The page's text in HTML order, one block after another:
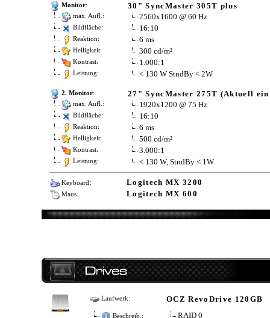
Monitor: 30" SyncMaster 305T plus
max. Aufl.: 2560x1600 @ 60 Hz
Bildfläche: 16:10
Reaktion: 6 ms
Helligkeit: 300 cd/m²
Kontrast: 1.000:1
Leistung: < 130 W StndBy < 2W
2. Monitor: 27" SyncMaster 275T (Aktuell
max. Aufl.: 1920x1200 @ 75 Hz
Bildfläche: 16:10
Reaktion: 6 ms
Helligkeit: 500 cd/m²
Kontrast: 3.000:1
Leistung: < 130 W, StndBy < 1W
Keyboard: Logitech MX 3200
Maus: Logitech MX 600
Laufwerk: OCZ RevoDrive 120GB
Beschreib.: RAID 0